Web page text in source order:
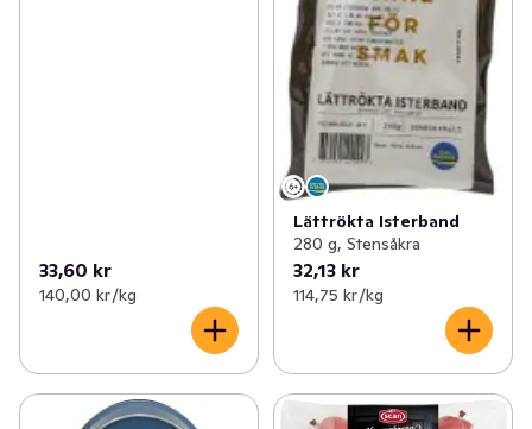
33,60 kr
140,00 kr /kg
Lättrökta Isterband
280 g, Stensåkra
32,13 kr
114,75 kr /kg